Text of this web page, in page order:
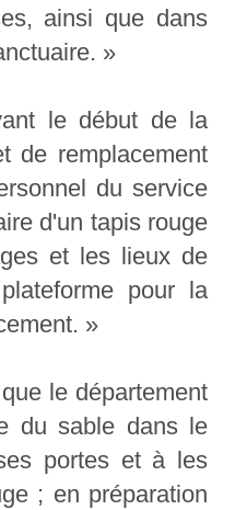
ainsi que dans
»
le début de la
de remplacement
du service
d'un tapis rouge
et les lieux de
pour la
»
le département
du sable dans le
portes et à les
; en préparation